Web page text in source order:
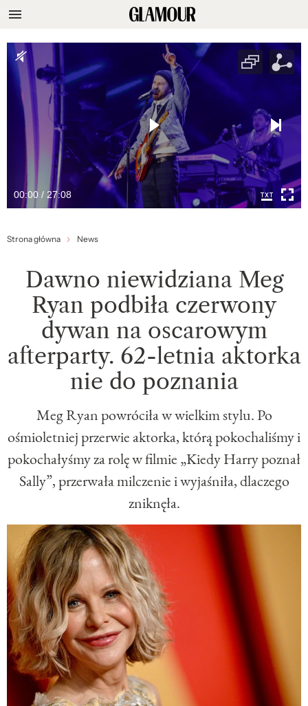
00:00 / 27:08
Strona główna News
Dawno niewidziana Meg
Ryan podbiła czerwony
dywan na oscarowym
afterparty. 62-letnia aktorka
nie do poznania
Meg Ryan powróciła w wielkim stylu. Po
ośmioletniej przerwie aktorka, którą pokochaliśmy i
pokochałyśmy za rolę w filmie „Kiedy Harry poznał
Sally”, przerwała milczenie i wyjaśniła, dlaczego
zniknęła.